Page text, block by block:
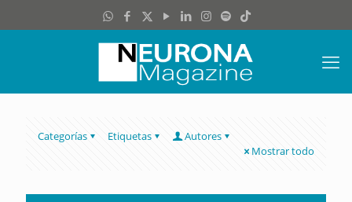
Categorías Etiquetas
Autores
Mostrar todo